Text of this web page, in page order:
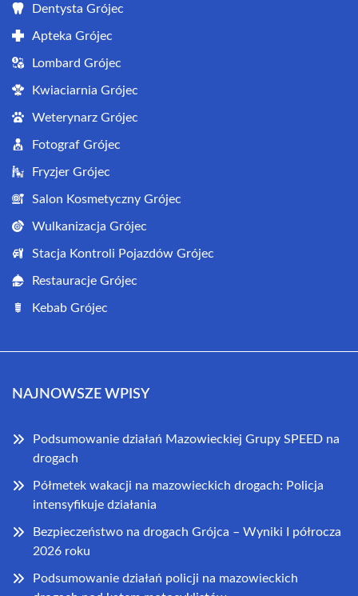
Dentysta Grójec
Apteka Grójec
Lombard Grójec
Kwiaciarnia Grójec
Weterynarz Grójec
Fotograf Grójec
Fryzjer Grójec
Salon Kosmetyczny Grójec
Wulkanizacja Grójec
Stacja Kontroli Pojazdów Grójec
Restauracje Grójec
Kebab Grójec
NAJNOWSZE WPISY
Podsumowanie działań Mazowieckiej Grupy SPEED na
drogach
Półmetek wakacji na mazowieckich drogach: Policja
intensyfikuje działania
Bezpieczeństwo na drogach Grójca – Wyniki I półrocza
2026 roku
Podsumowanie działań policji na mazowieckich